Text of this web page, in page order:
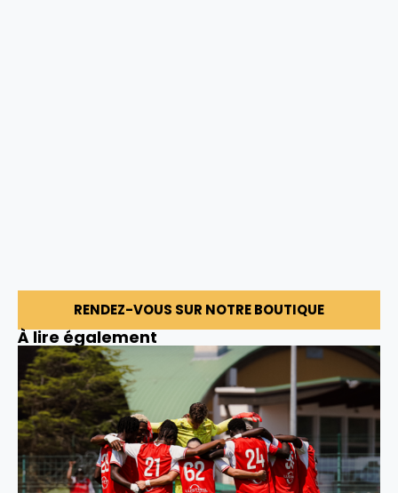
RENDEZ-VOUS SUR NOTRE BOUTIQUE
À lire également